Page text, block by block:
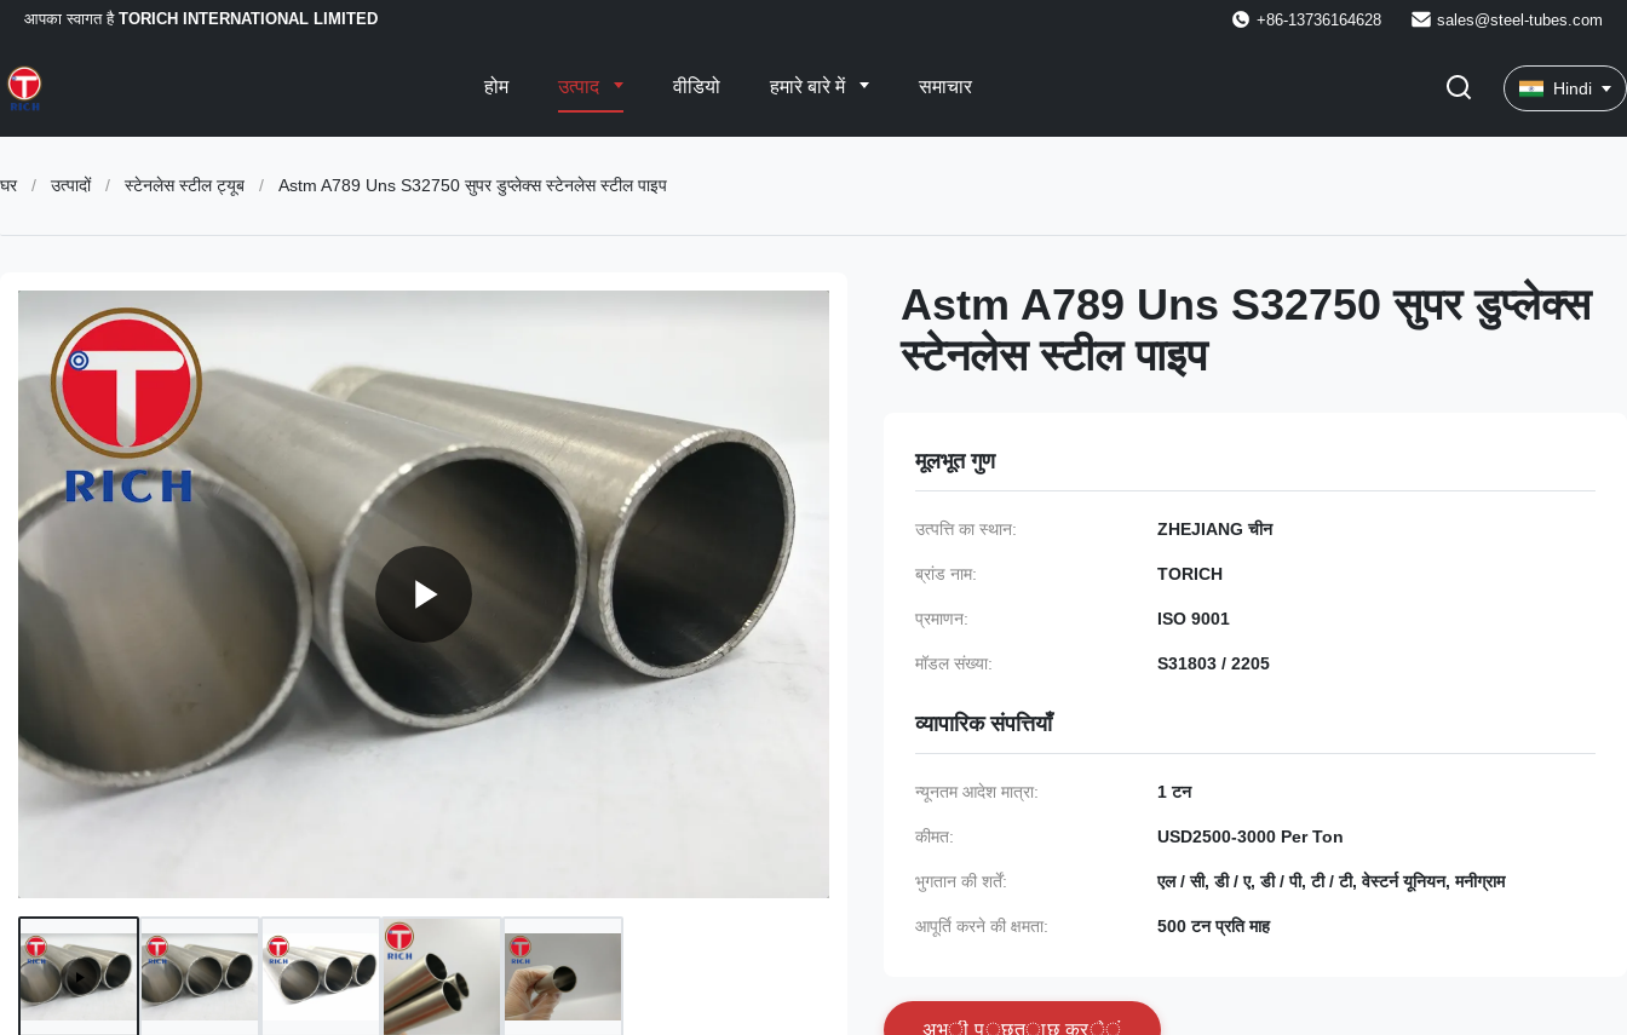
आपका स्वागत है TORICH INTERNATIONAL LIMITED +86-13736164628 sales@steel-tubes.com
होम उत्पाद वीडियो हमारे बारे में समाचार Hindi
घर / उत्पादों / स्टेनलेस स्टील ट्यूब / Astm A789 Uns S32750 सुपर डुप्लेक्स स्टेनलेस स्टील पाइप
Astm A789 Uns S32750 सुपर डुप्लेक्स
स्टेनलेस स्टील पाइप
मूलभूत गुण
उत्पत्ति का स्थान: ZHEJIANG चीन
ब्रांड नाम: TORICH
प्रमाणन: ISO 9001
मॉडल संख्या: S31803 / 2205
व्यापारिक संपत्तियाँ
न्यूनतम आदेश मात्रा: 1 टन
कीमत: USD2500-3000 Per Ton
भुगतान की शर्तें: एल / सी, डी / ए, डी / पी, टी / टी, वेस्टर्न यूनियन, मनीग्राम
आपूर्ति करने की क्षमता: 500 टन प्रति माह
अभी पूछताछ करें